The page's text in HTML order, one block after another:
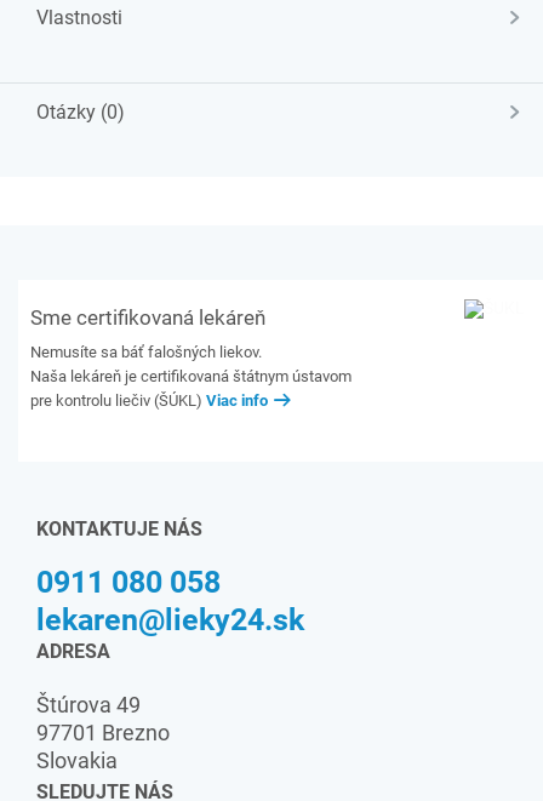
Vlastnosti
Otázky (0)
Sme certifikovaná lekáreň
Nemusíte sa báť falošných liekov.
Naša lekáreň je certifikovaná štátnym ústavom
pre kontrolu liečiv (ŠÚKL) Viac info
KONTAKTUJE NÁS
0911 080 058
lekaren@lieky24.sk
ADRESA
Štúrova 49
97701 Brezno
Slovakia
SLEDUJTE NÁS